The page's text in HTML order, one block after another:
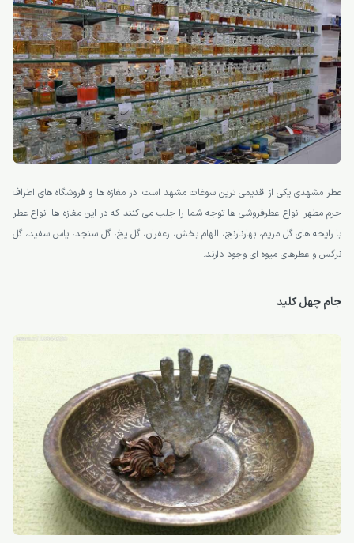
عطر مشهدی یکی از قدیمی ترین سوغات مشهد است. در مغازه ها و فروشگاه های اطراف
حرم مطهر انواع عطرفروشی ها توجه شما را جلب می کنند که در این مغازه ها انواع عطر
با رایحه های گل مریم، بهارنارنج، الهام بخش، زعفران، گل یخ، گل سنجد، یاس سفید، گل
نرگس و عطرهای میوه ای وجود دارند.
جام چهل کلید